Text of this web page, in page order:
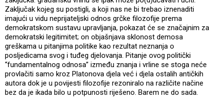
Zaključak kojeg su postigli, a koji nas ne bi trebao iznenaditi
imajući u vidu neprijateljski odnos grčke filozofije prema
demokratskom sustavu upravljanja, pokazat će se značajnim za
demokratski legitimitet; on objašnjava sklonost demosa
greškama u pitanjima politike kao rezultat neznanja o
posljedicama svog i tuđeg djelovanja. Pitanje ovog politički
“fundamentalnog odnosa” između znanja i vrline se stoga neće
provlačiti samo kroz Platonova djela već i djela ostalih antičkih
autora dok je u povijesti filozofije rezoniralo na različite načine
bez da je ikada bilo u potpunosti riješeno. Barem ne do sada.